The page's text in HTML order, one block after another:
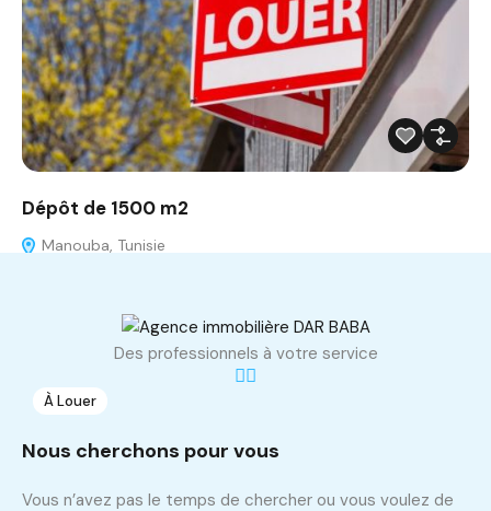
Dépôt de 1500 m2
Manouba, Tunisie
À Louer
Des professionnels à votre service
Nous cherchons pour vous
Vous n’avez pas le temps de chercher ou vous voulez de